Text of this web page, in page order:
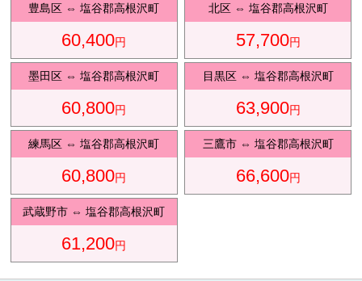
会社紹
介
豊島区 ⇔塩谷郡高根沢町
60,400円
北区⇔ 塩谷郡高根沢町
57,700円
墨田区 ⇔塩谷郡高根沢町
60,800円
目黒区⇔ 塩谷郡高根沢町
63,900円
練馬区 ⇔塩谷郡高根沢町
60,800円
三鷹市⇔ 塩谷郡高根沢町
66,600円
武蔵野市 ⇔塩谷郡高根沢町
61,200円